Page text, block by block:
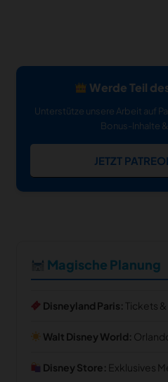
Werde Teil
Unterstütze unsere Arbeit auf
Bonus-Inhalte
JETZT
Magische Planung
Disneyland Paris: Tickets
Walt Disney World:
Disney Store: Exklusives